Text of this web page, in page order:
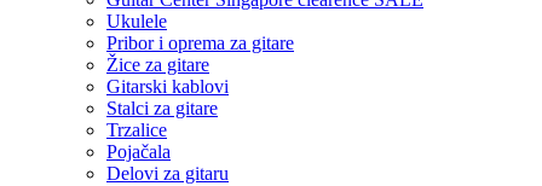
Ukulele
Pribor i oprema za gitare
Žice za gitare
Gitarski kablovi
Stalci za gitare
Trzalice
Pojačala
Delovi za gitaru